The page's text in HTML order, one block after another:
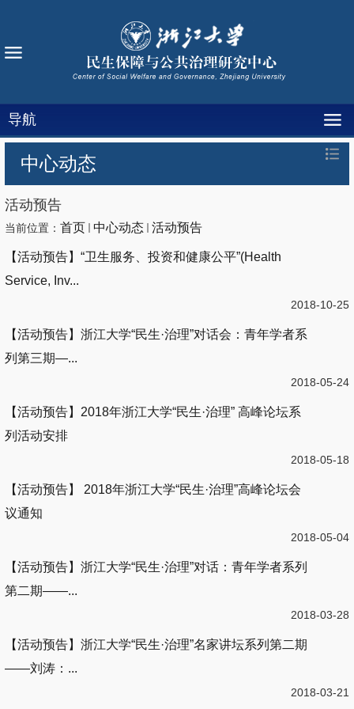
导航
中心动态
活动预告
当前位置： 首页 中心动态 活动预告
【活动预告】“卫生服务、投资和健康公平”(Health
Service, Inv...
2018-10-25
【活动预告】浙江大学“民生·治理”对话会：青年学者系
列第三期—...
2018-05-24
【活动预告】2018年浙江大学“民生·治理” 高峰论坛系
列活动安排
2018-05-18
【活动预告】 2018年浙江大学“民生·治理”高峰论坛会
议通知
2018-05-04
【活动预告】浙江大学“民生·治理”对话：青年学者系列
第二期——...
2018-03-28
【活动预告】浙江大学“民生·治理”名家讲坛系列第二期
——刘涛：...
2018-03-21